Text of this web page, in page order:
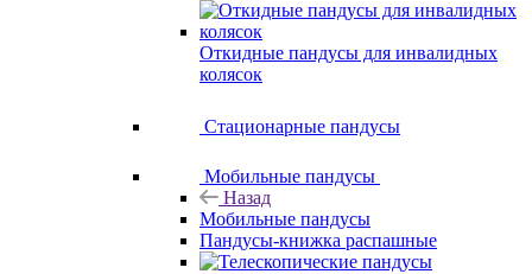
Откидные пандусы для инвалидных
колясок
Стационарные пандусы
Мобильные пандусы
Назад
Мобильные пандусы
Пандусы-книжка распашные